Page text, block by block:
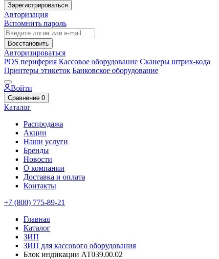
Зарегистрироваться
Авторизация
Вспомнить пароль
Восстановить
Авторизироваться
POS периферия Кассовое оборудование Сканеры штрих-кода
Принтеры этикеток Банковское оборудование
Войти
Сравнение 0
Каталог
Распродажа
Акции
Наши услуги
Бренды
Новости
О компании
Доставка и оплата
Контакты
+7 (800) 775-89-21
Главная
Каталог
ЗИП
ЗИП для кассового оборудования
Блок индикации АТ039.00.02